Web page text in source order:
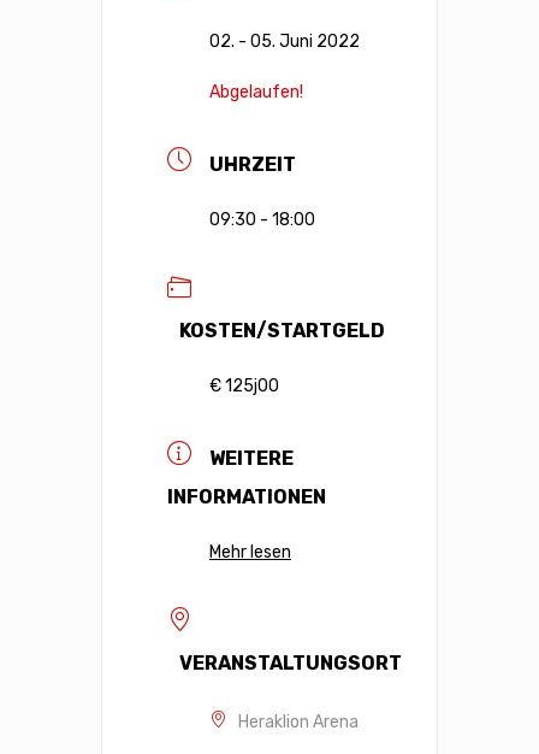
02. - 05. Juni 2022
Abgelaufen!
UHRZEIT
09:30 - 18:00
KOSTEN/STARTGELD
€ 125j00
WEITERE
INFORMATIONEN
Mehr lesen
VERANSTALTUNGSORT
Heraklion Arena